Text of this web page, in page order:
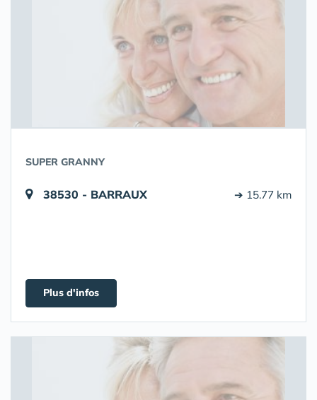
SUPER GRANNY
38530 - BARRAUX ➔ 15.77 km
Plus d'infos